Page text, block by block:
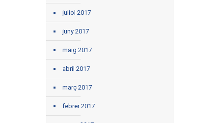
juliol 2017
juny 2017
maig 2017
abril 2017
març 2017
febrer 2017